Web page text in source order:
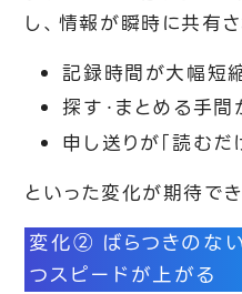
し、情報が瞬時に共有さ
記録時間が大幅短
探す・まとめる手
申し送りが「読むだ
といった変化が期待でき
変化② ばらつきのな
つスピードが上がる